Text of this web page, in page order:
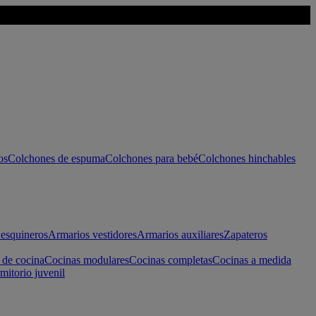
Colchones de espumaColchones para bebéColchones hinchables
Armarios vestidoresArmarios auxiliaresZapateros
cocinaCocinas modularesCocinas completasCocinas a medida
juvenil